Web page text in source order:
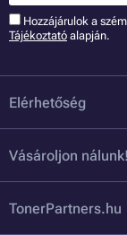
Hozzájárulok a
Tájékoztató alapján.
Elérhetőség
Vásároljon nálunk!
TonerPartners.hu